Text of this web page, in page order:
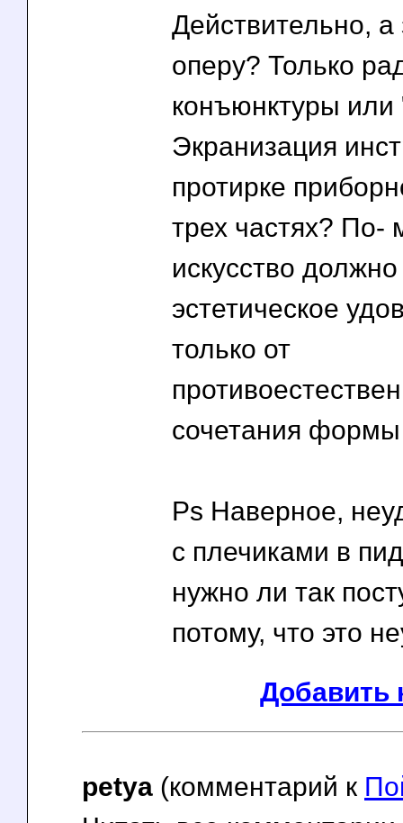
Действительно, а
оперу? Только
конъюнктуры или
Экранизация
протирке
трех частях? По-
искусство
эстетическое
только от
сочетания
Ps Наверное,
с плечиками в
нужно ли так
потому, что это
Добавить
petya (комментарий к